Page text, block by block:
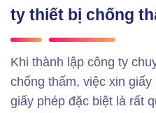
ty thiết bị chống
Khi thành lập công ty
chống thấm, việc xin
giấy phép đặc biệt là rất